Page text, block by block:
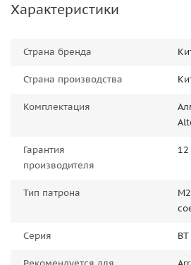
Характеристики
Страна бренда
Страна производства
Комплектация
Гарантия
производителя
Тип патрона
Серия BT